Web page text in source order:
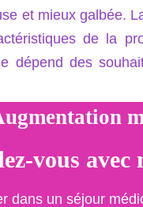
et mieux galbée.
de la
dépend des
vous
dans un séjour